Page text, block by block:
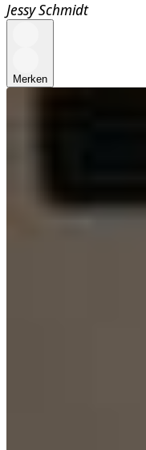
Jessy Schmidt
Merken